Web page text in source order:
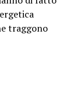
traggono